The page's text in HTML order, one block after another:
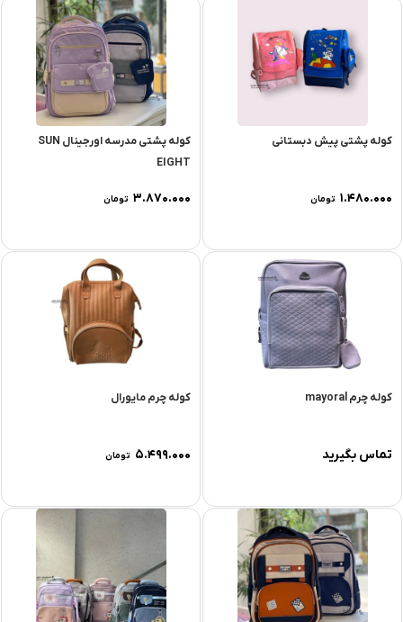
کوله پشتی پیش دبستانی
۱.۴۸۰.۰۰۰ تومان
کوله پشتی مدرسه اورجینال SUN
EIGHT
۳.۸۷۰.۰۰۰ تومان
کوله چرم mayoral
تماس بگیرید
کوله چرم مایورال
۵.۴۹۹.۰۰۰ تومان